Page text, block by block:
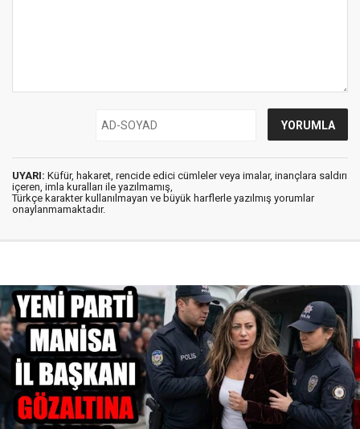
UYARI: Küfür, hakaret, rencide edici cümleler veya imalar, inançlara saldırı
içeren, imla kuralları ile yazılmamış,
Türkçe karakter kullanılmayan ve büyük harflerle yazılmış yorumlar
onaylanmamaktadır.